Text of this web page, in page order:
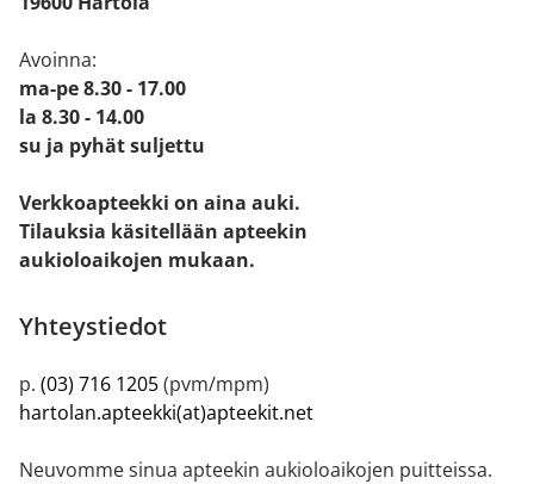
Avoinna:
ma-pe 8.30 - 17.00
la 8.30 - 14.00
su ja pyhät suljettu
Verkkoapteekki on aina auki.
Tilauksia käsitellään apteekin
aukioloaikojen mukaan.
Yhteystiedot
p. (03) 716 1205(pvm/mpm)
hartolan.apteekki(at)apteekit.net
Neuvomme sinua apteekin aukioloaikojen puitteissa.